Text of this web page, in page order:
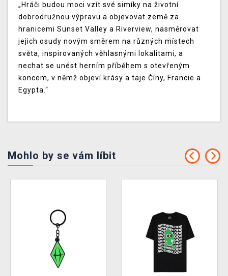
„Hráči budou moci vzít své simíky na životní
dobrodružnou výpravu a objevovat země za
hranicemi Sunset Valley a Riverview, nasměrovat
jejich osudy novým směrem na různých místech
světa, inspirovaných věhlasnými lokalitami, a
nechat se unést herním příběhem s otevřeným
koncem, v němž objeví krásy a taje Číny, Francie a
Egypta.“
Mohlo by se vám líbit